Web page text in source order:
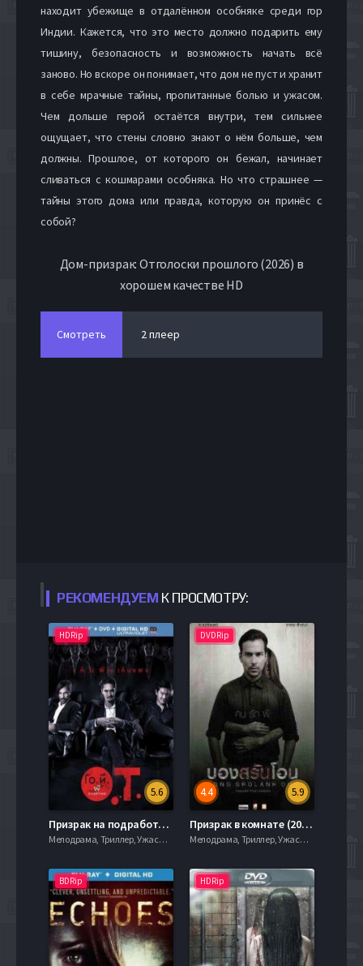
находит убежище в отдалённом особняке среди гор
Индии. Кажется, что это место должно подарить ему
тишину, безопасность и возможность начать всё
заново. Но вскоре он понимает, что дом не пуст и хранит
в себе мрачные тайны, пропитанные болью и ужасом.
Чем дольше герой остаётся внутри, тем сильнее
ощущает, что стены словно знают о нём больше, чем
должны. Прошлое, от которого он бежал, начинает
сливаться с кошмарами особняка. Но что страшнее —
тайны этого дома или правда, которую он принёс с
собой?
Дом-призрак: Отголоски прошлого (2026) в
хорошем качестве HD
Смотреть 2 плеер
РЕКОМЕНДУЕМ К ПРОСМОТРУ:
HDRip
5.6
Призрак на подработке (2014)
Мелодрама, Триллер, Ужасы, mobilen,
DVDRip
5.9
4.4
Призрак в комнате (2015)
Мелодрама, Триллер, Ужасы, mobilen,
BDRip HDRip